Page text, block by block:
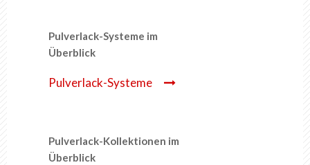
Pulverlack-Systeme im
Überblick
Pulverlack-Systeme
Pulverlack-Kollektionen im
Überblick